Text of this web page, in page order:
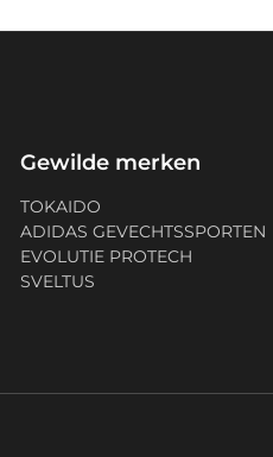
Gewilde merken
TOKAIDO
ADIDAS GEVECHTSSPORTEN
EVOLUTIE PROTECH
SVELTUS